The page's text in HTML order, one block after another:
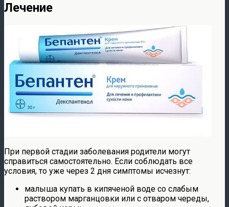
Лечение
При первой стадии заболевания родители могут
справиться самостоятельно. Если соблюдать все
условия, то уже через 2 дня симптомы исчезнут:
малыша купать в кипяченой воде со слабым
раствором марганцовки или с отваром череды,